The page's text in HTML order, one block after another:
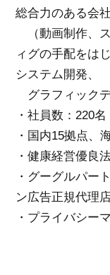
総合力のある会社
（動画制作、
ィグの手配をは
システム開発、
グラフィック
・社員数：220名
・国内15拠点、
・健康経営優良
・グーグルパー
ン広告正規代理
・プライバシー